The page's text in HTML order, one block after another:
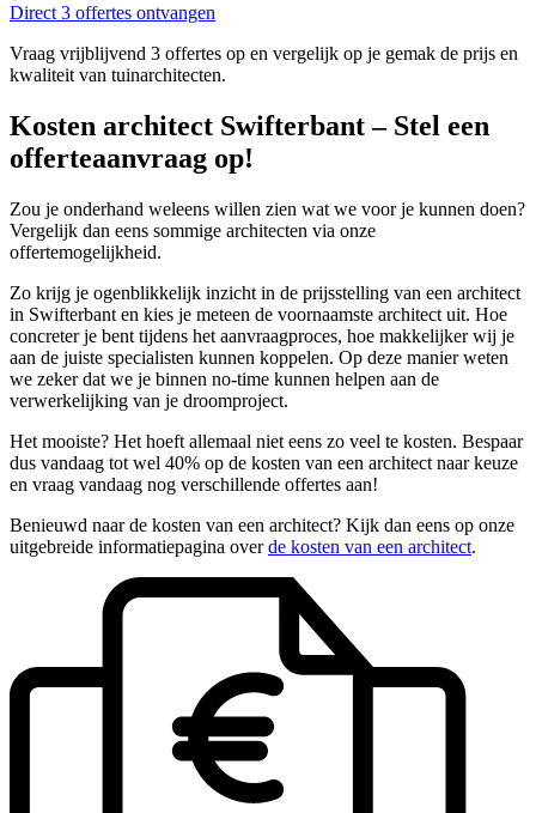
Direct 3 offertes ontvangen
Vraag vrijblijvend 3 offertes op en vergelijk op je gemak de prijs en
kwaliteit van tuinarchitecten.
Kosten architect Swifterbant – Stel een
offerteaanvraag op!
Zou je onderhand weleens willen zien wat we voor je kunnen doen?
Vergelijk dan eens sommige architecten via onze
offertemogelijkheid.
Zo krijg je ogenblikkelijk inzicht in de prijsstelling van een architect
in Swifterbant en kies je meteen de voornaamste architect uit. Hoe
concreter je bent tijdens het aanvraagproces, hoe makkelijker wij je
aan de juiste specialisten kunnen koppelen. Op deze manier weten
we zeker dat we je binnen no-time kunnen helpen aan de
verwerkelijking van je droomproject.
Het mooiste? Het hoeft allemaal niet eens zo veel te kosten. Bespaar
dus vandaag tot wel 40% op de kosten van een architect naar keuze
en vraag vandaag nog verschillende offertes aan!
Benieuwd naar de kosten van een architect? Kijk dan eens op onze
uitgebreide informatiepagina overde kosten van een architect.